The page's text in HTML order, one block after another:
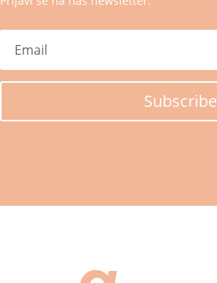
Subscribe